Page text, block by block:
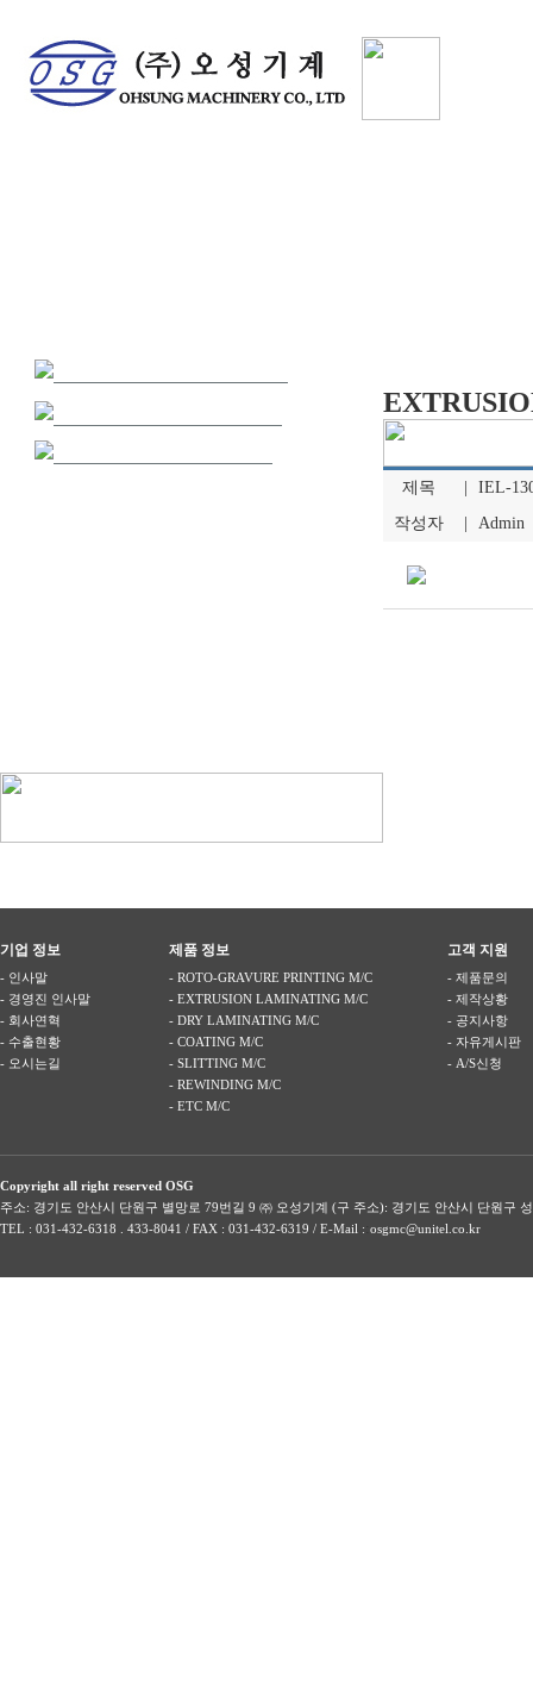
EXTRUSION LAMINATING M/C
SLITTING M/C
제목
IEL-
작성자
Admin
기업 정보
- 인사말
- 경영진 인사말
- 회사연혁
- 수출현황
- 오시는길
제품 정보
- ROTO-GRAVURE PRINTING M/C
- EXTRUSION LAMINATING M/C
- DRY LAMINATING M/C
- COATING M/C
- SLITTING M/C
- REWINDING M/C
- ETC M/C
고객 지원
- 제품문의
- 제작상황
- 공지사항
- 자유게시판
- A/S신청
Copyright all right reserved OSG
주소: 경기도 안산시 단원구 별망로 79번길 9 ㈜ 오성기계 (구 주소): 경기도 안산시 단원구
TEL : 031-432-6318 . 433-8041 / FAX : 031-432-6319 / E-Mail : osgmc@unitel.co.kr